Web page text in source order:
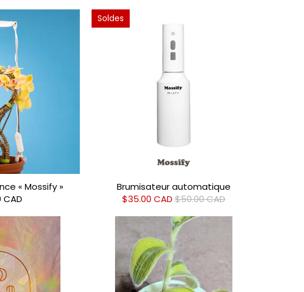
« Mossify »
CAD
Soldes
Brumisateur automatique
$35.00 CAD $50.00 CAD